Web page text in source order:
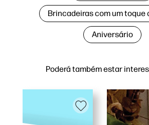
Poderá também estar
Brincadeiras com um toque
Aniversário